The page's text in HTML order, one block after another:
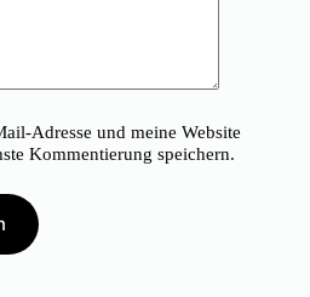
Adresse und meine Website
Kommentierung speichern.